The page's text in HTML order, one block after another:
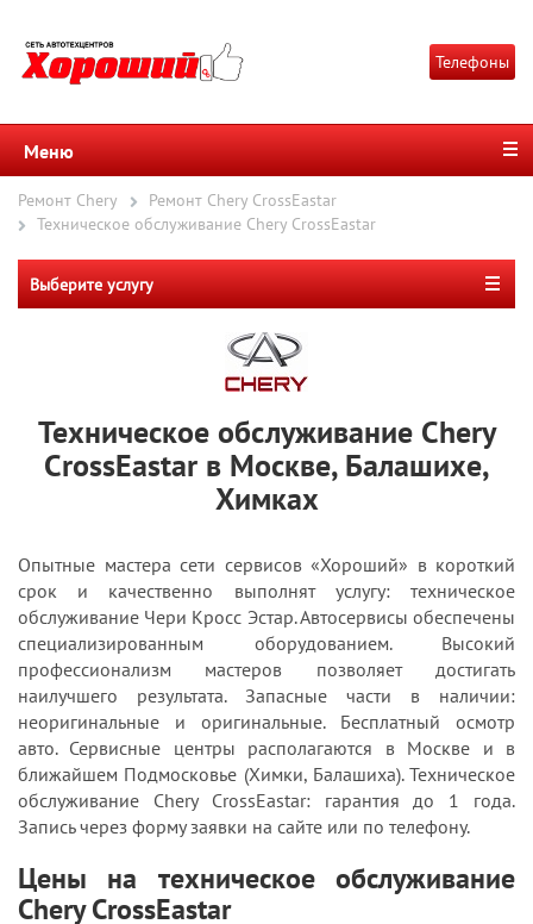
Телефоны
Меню
Ремонт Chery
Ремонт Chery CrossEastar
Техническое обслуживание Chery CrossEastar
Выберите услугу
Техническое обслуживание Chery
CrossEastar в Москве, Балашихе,
Химках
Опытные мастера сети сервисов «Хороший» в короткий
срок и качественно выполнят услугу: техническое
обслуживание Чери Кросс Эстар. Автосервисы обеспечены
специализированным оборудованием. Высокий
профессионализм мастеров позволяет достигать
наилучшего результата. Запасные части в наличии:
неоригинальные и оригинальные. Бесплатный осмотр
авто. Сервисные центры располагаются в Москве и в
ближайшем Подмосковье (Химки, Балашиха). Техническое
обслуживание Chery CrossEastar: гарантия до 1 года.
Запись через форму заявки на сайте или по телефону.
Цены на техническое обслуживание
Chery CrossEastar